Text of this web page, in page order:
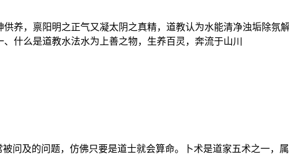
养，禀阳明之正气又凝太阴之真精，道教认为水能清净浊垢除
什么是道教水法水为上善之物，生养百灵，奔流于山川
问及的问题，仿佛只要是道士就会算命。卜术是道家五术之一